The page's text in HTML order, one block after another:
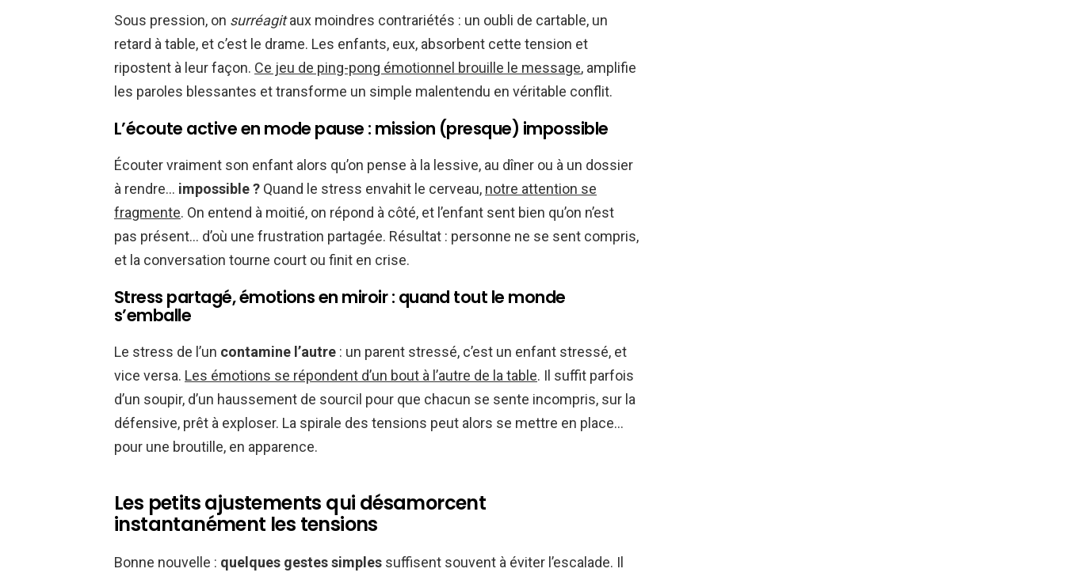
Sous pression, on surréagitaux moindres contrariétés : un oubli de cartable, un
retard à table, et c’est le drame. Les enfants, eux, absorbent cette tension et
ripostent à leur façon. Ce jeu de ping-pong émotionnel brouille le message, amplifie
les paroles blessantes et transforme un simple malentendu en véritable conflit.
L’écoute active en mode pause : mission (presque) impossible
Écouter vraiment son enfant alors qu’on pense à la lessive, au dîner ou à un dossier
à rendre… impossible ? Quand le stress envahit le cerveau, notre attention se
fragmente. On entend à moitié, on répond à côté, et l’enfant sent bien qu’on n’est
pas présent… d’où une frustration partagée. Résultat : personne ne se sent compris,
et la conversation tourne court ou finit en crise.
Stress partagé, émotions en miroir : quand tout le monde
s’emballe
Le stress de l’un contamine l’autre : un parent stressé, c’est un enfant stressé, et
vice versa. Les émotions se répondent d’un bout à l’autre de la table. Il suffit parfois
d’un soupir, d’un haussement de sourcil pour que chacun se sente incompris, sur la
défensive, prêt à exploser. La spirale des tensions peut alors se mettre en place…
pour une broutille, en apparence.
Les petits ajustements qui désamorcent
instantanément les tensions
Bonne nouvelle : quelques gestes simples suffisent souvent à éviter l’escalade. Il